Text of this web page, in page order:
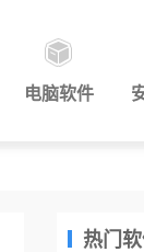
电脑软件
热门